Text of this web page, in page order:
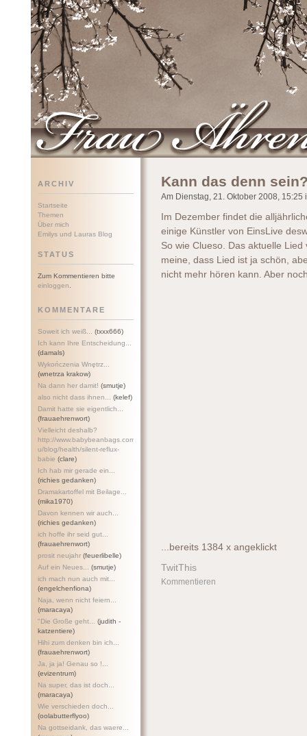
ARCHIV
Startseite
Themen
Über mich
Emilys und Lauras Blog
STATUS
Zum Kommentieren bitte
einloggen
KOMMENTARE
Soweit ich weiß...
(txxx666)
Ich kann Ihre Entscheidung...
(damals)
Wykończenia Wnętrz...
(wnetrza krakow)
Na dann her damit! (smutje)
also nicht dass ihnen...
(kelef)
Damit hatte sie eigentlich...
(frauaehrenwort)
Vielleicht deshalb?
http://www.babybeanbags.com.a
u/blog/health/silent-reflux-
babie (clare)
Ich hab mir gerade ein...
(richies gedanken)
Dramakartoffel mit Beilage...
(mika1970)
Davon kennen wir auch...
(richies gedanken)
ich hoffe ihr seid gut...
(frauaehrenwort)
prosit neujahr (feuerlibelle)
Auf ein Neues...
(smutje)
ich mach nun auch mit...
(engelchenfiona)
Naja, wenn nicht feiern...
(maracaya)
"Die Große geht...
(judith -
katzentiere)
Hihi zum denken bin ich...
(frauaehrenwort)
Ja, ja ja! Genau so !...
(evizentrum)
Na super, das ist doch...
(maracaya)
Wie verschieden doch...
(oolabutterflyoo)
Na gottseidank, das waere...
Kann das denn
Am Dienstag, 21. Oktober 2008, 15:25
Im Dezember findet die
einige Künstler von EinsLive
So wie Clueso. Das aktuelle
meine, dass Lied ist ja schön,
nicht mehr hören kann. Aber
...bereits 1384 x angeklickt
TwitThis
Kommentieren